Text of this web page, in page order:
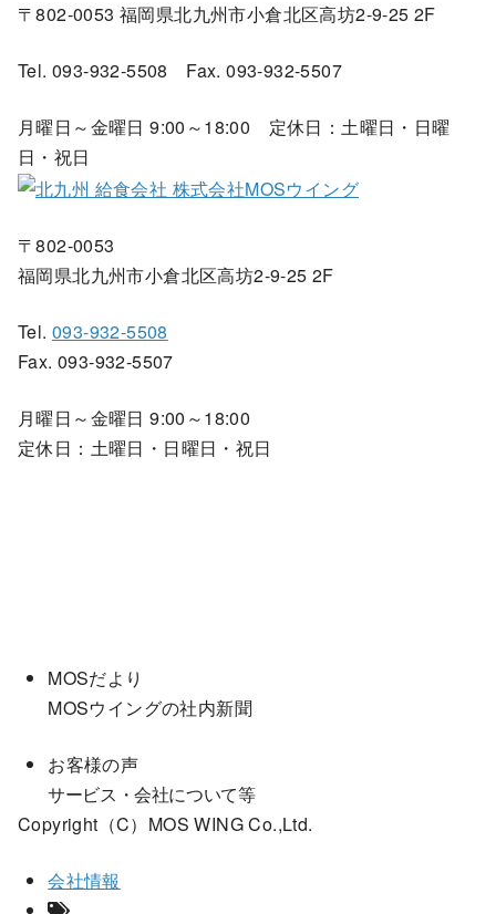
〒802-0053 福岡県北九州市小倉北区高坊2-9-25 2F
Tel. 093-932-5508 Fax. 093-932-5507
月曜日～金曜日 9:00～18:00 定休日：土曜日・日曜
日・祝日
〒802-0053
福岡県北九州市小倉北区高坊2-9-25 2F
Tel. 093-932-5508
Fax. 093-932-5507
月曜日～金曜日 9:00～18:00
定休日：土曜日・日曜日・祝日
MOSだより
MOSウイングの社内新聞
お客様の声
サービス・会社について等
Copyright（C）MOS WING Co.,Ltd.
会社情報